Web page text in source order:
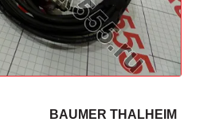
BAUMER THALHEIM